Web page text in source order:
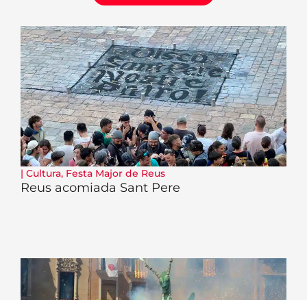
| Cultura, Festa Major de Reus
Reus acomiada Sant Pere